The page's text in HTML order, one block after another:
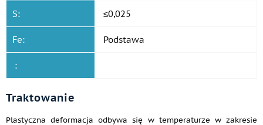
S: ≤0,025
Fe: Podstawa
:
Traktowanie
Plastyczna deformacja odbywa się w temperaturze w zakresie